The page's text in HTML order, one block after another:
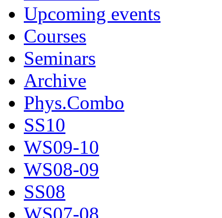
Upcoming events
Courses
Seminars
Archive
Phys.Combo
SS10
WS09-10
WS08-09
SS08